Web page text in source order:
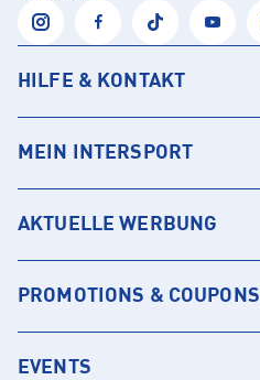
HILFE & KONTAKT
MEIN INTERSPORT
AKTUELLE WERBUNG
PROMOTIONS & COUPONS
EVENTS